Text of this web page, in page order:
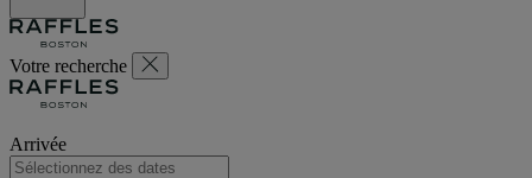
Votre recherche
Arrivée